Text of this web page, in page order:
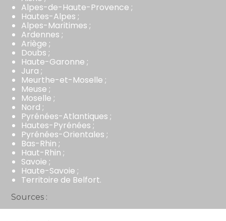
Alpes-de-Haute-Provence ;
Hautes-Alpes ;
Alpes-Maritimes ;
Ardennes ;
Ariège ;
Doubs ;
Haute-Garonne ;
Jura ;
Meurthe-et-Moselle ;
Meuse ;
Moselle ;
Nord ;
Pyrénées-Atlantiques ;
Hautes-Pyrénées ;
Pyrénées-Orientales ;
Bas-Rhin ;
Haut-Rhin ;
Savoie ;
Haute-Savoie ;
Territoire de Belfort.
Sources :